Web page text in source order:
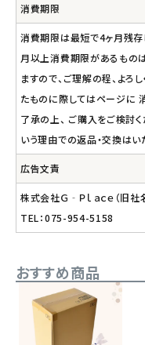
消費期限
消費期限は最短で4ヶ月残存
月以上消費期限があるもの
ますので、ご理解の程、よろ
たものに際してはページに
了承の上、 ご購入をご検討
いう理由での返品・交換はい
広告文責
株式会社Ｇ‐Ｐｌａｃｅ（旧
TEL：075-954-5158
おすすめ商品